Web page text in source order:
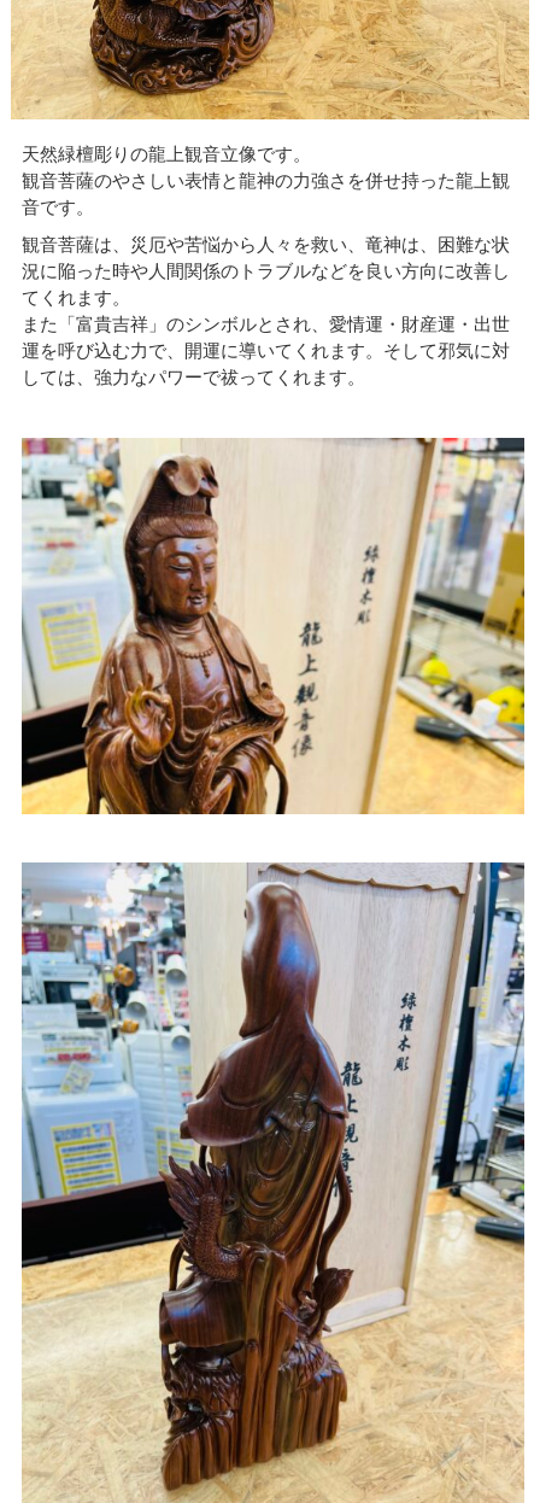
天然緑檀彫りの龍上観音立像です。
観音菩薩のやさしい表情と龍神の力強さを併せ持った龍上観
音です。
観音菩薩は、災厄や苦悩から人々を救い、竜神は、困難な状
況に陥った時や人間関係のトラブルなどを良い方向に改善し
てくれます。
また「富貴吉祥」のシンボルとされ、愛情運・財産運・出世
運を呼び込む力で、開運に導いてくれます。そして邪気に対
しては、強力なパワーで祓ってくれます。